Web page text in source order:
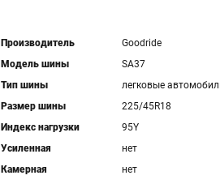
Производитель
Goodride
Модель шины
SA37
Тип шины
легковые
Размер шины
225/45R18
Индекс нагрузки
95Y
Усиленная
нет
Камерная
нет